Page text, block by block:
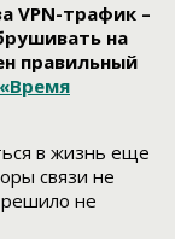
VPN-трафик –
на
правильный
«Время
в жизнь еще
связи не
не